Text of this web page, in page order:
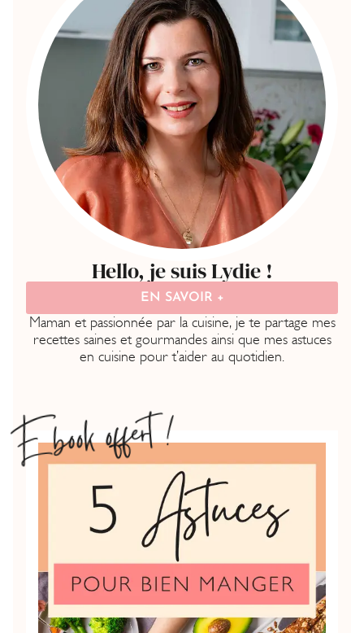
Hello, je suis Lydie !
EN SAVOIR +
Maman et passionnée par la cuisine, je te partage mes
recettes saines et gourmandes ainsi que mes astuces
en cuisine pour t’aider au quotidien.
Ebook offert !